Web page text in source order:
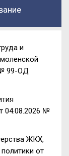
и
№ 99-ОД
04.08.2026 №
ЖКХ,
от